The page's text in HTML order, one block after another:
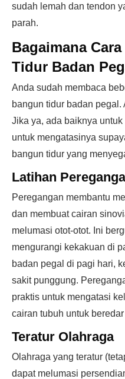
sudah lemah dan tendon
parah.
Bagaimana
Tidur Badan
Anda sudah membaca
bangun tidur badan
Jika ya, ada baiknya
untuk mengatasinya
bangun tidur yang
Latihan
Peregangan membantu
dan membuat cairan
melumasi otot-otot. Ini
mengurangi kekakuan di
badan pegal di pagi hari,
sakit punggung.
praktis untuk mengatasi
cairan tubuh untuk
Teratur Olahraga
Olahraga yang teratur
dapat melumasi